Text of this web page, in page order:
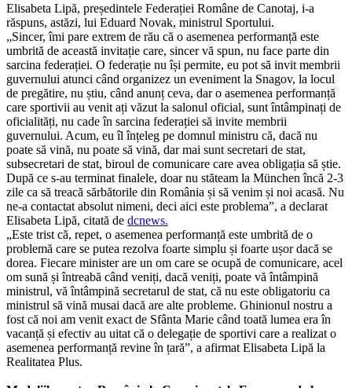
Elisabeta Lipă, președintele Federației Române de Canotaj, i-a
răspuns, astăzi, lui Eduard Novak, ministrul Sportului.
„Sincer, îmi pare extrem de rău că o asemenea performanță este
umbrită de această invitație care, sincer vă spun, nu face parte din
sarcina federației. O federație nu își permite, eu pot să invit membrii
guvernului atunci când organizez un eveniment la Snagov, la locul
de pregătire, nu știu, când anunț ceva, dar o asemenea performanță
care sportivii au venit ați văzut la salonul oficial, sunt întâmpinați de
oficialități, nu cade în sarcina federației să invite membrii
guvernului. Acum, eu îl înțeleg pe domnul ministru că, dacă nu
poate să vină, nu poate să vină, dar mai sunt secretari de stat,
subsecretari de stat, biroul de comunicare care avea obligația să știe.
După ce s-au terminat finalele, doar nu stăteam la München încă 2-3
zile ca să treacă sărbătorile din România și să venim și noi acasă. Nu
ne-a contactat absolut nimeni, deci aici este problema”, a declarat
Elisabeta Lipă, citată de dcnews.
„Este trist că, repet, o asemenea performanță este umbrită de o
problemă care se putea rezolva foarte simplu și foarte ușor dacă se
dorea. Fiecare minister are un om care se ocupă de comunicare, acel
om sună și întreabă când veniți, dacă veniți, poate vă întâmpină
ministrul, vă întâmpină secretarul de stat, că nu este obligatoriu ca
ministrul să vină musai dacă are alte probleme. Ghinionul nostru a
fost că noi am venit exact de Sfânta Marie când toată lumea era în
vacanță și efectiv au uitat că o delegație de sportivi care a realizat o
asemenea performanță revine în țară”, a afirmat Elisabeta Lipă la
Realitatea Plus.